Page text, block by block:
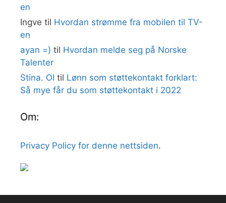
en
Ingve til Hvordan strømme fra mobilen til TV-
en
ayan =) til Hvordan melde seg på Norske
Talenter
Stina. Ol til Lønn som støttekontakt forklart:
Så mye får du som støttekontakt i 2022
Om:
Privacy Policy for denne nettsiden.